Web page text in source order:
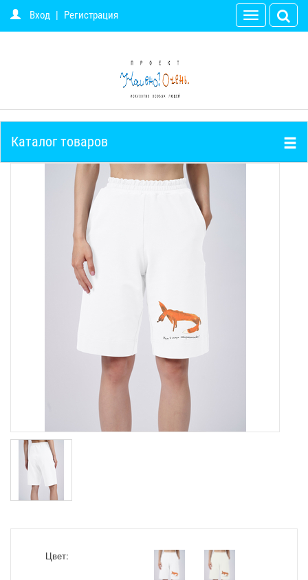
Вход | Регистрация
Toggle
navigation
Каталог товаров
Цвет: